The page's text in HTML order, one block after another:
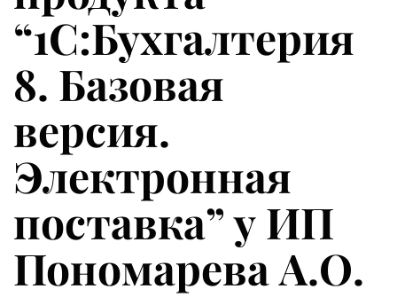
“1С:Бухгалтерия
8. Базовая
версия.
Электронная
поставка” у ИП
Пономарева А.О.